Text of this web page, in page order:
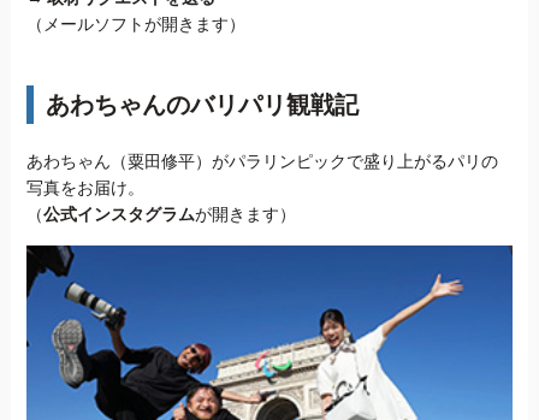
（メールソフトが開きます）
あわちゃんのバリパリ観戦記
あわちゃん（粟田修平）がパラリンピックで盛り上がるパリの
写真をお届け。
（公式インスタグラムが開きます）